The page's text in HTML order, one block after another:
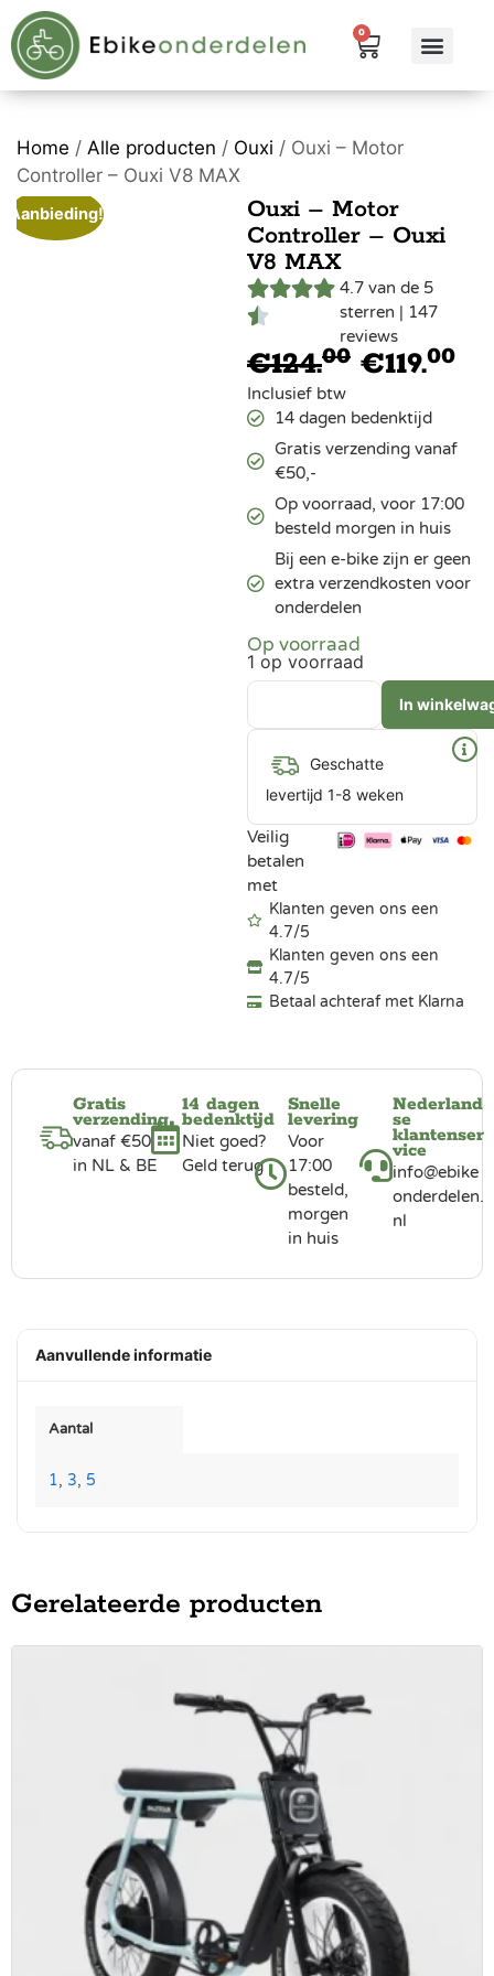
0
Home / Alle producten / Ouxi / Ouxi – Motor
Controller – Ouxi V8 MAX
Aanbieding!
Ouxi – Motor
Controller – Ouxi
V8 MAX
4.7 van de 5
sterren | 147
reviews
€124.00 €119.00
Inclusief btw
14 dagen bedenktijd
Gratis verzending vanaf
€50,-
Op voorraad, voor 17:00
besteld morgen in huis
Bij een e-bike zijn er geen
extra verzendkosten voor
onderdelen
Op voorraad
1 op voorraad
In
Geschatte
levertijd 1-8 weken
Veilig
betalen
met
Klanten geven ons een
4.7/5
Klanten geven ons een
4.7/5
Betaal achteraf met Klarna
Gratis
verzending
vanaf €50
in NL & BE
14 dagen
bedenktijd
Niet goed?
Geld terug
Snelle
levering
Voor
17:00
besteld,
morgen
in huis
Nederland
se
klantenser
vice
info@ebike
onderdelen.
nl
Aanvullende informatie
Aantal
1, 3, 5
Gerelateerde producten